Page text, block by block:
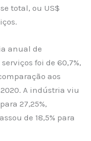
total, ou US$
anual de
foi de 60,7%,
aos
2020. A indústria viu
27,25%,
de 18,5% para